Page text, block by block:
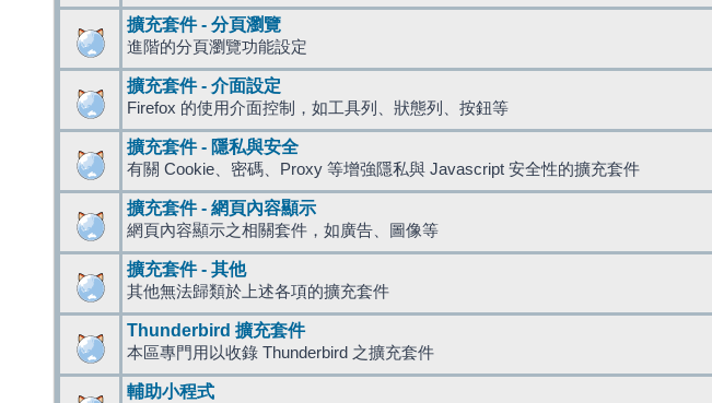
擴充套件 - 分頁瀏覽
進階的分頁瀏覽功能設定
擴充套件 - 介面設定
Firefox 的使用介面控制，如工具列、狀態列、按鈕等
擴充套件 - 隱私與安全
有關 Cookie、密碼、Proxy 等增強隱私與 Javascript 安全性的擴充套件
擴充套件 - 網頁內容顯示
網頁內容顯示之相關套件，如廣告、圖像等
擴充套件 - 其他
其他無法歸類於上述各項的擴充套件
Thunderbird 擴充套件
本區專門用以收錄 Thunderbird 之擴充套件
輔助小程式